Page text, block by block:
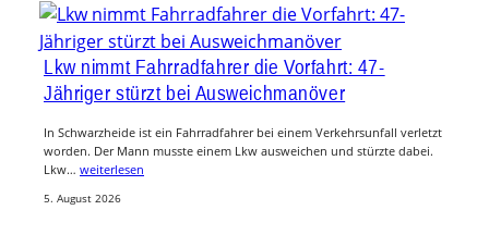
Lkw nimmt Fahrradfahrer die Vorfahrt: 47-
Jähriger stürzt bei Ausweichmanöver
In Schwarzheide ist ein Fahrradfahrer bei einem Verkehrsunfall verletzt
worden. Der Mann musste einem Lkw ausweichen und stürzte dabei.
Lkw… weiterlesen
5. August 2026